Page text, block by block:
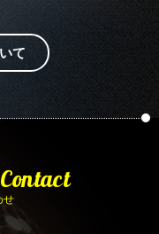
て
Contact
せ